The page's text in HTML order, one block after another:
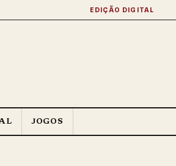
EDIÇÃO DIGITAL
JOGOS